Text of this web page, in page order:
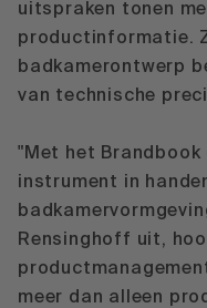
uitspraken tonen
productinformatie.
badkamerontwerp
van technische
"Met het Brandbook
instrument in
Rensinghoff uit,
meer dan alleen